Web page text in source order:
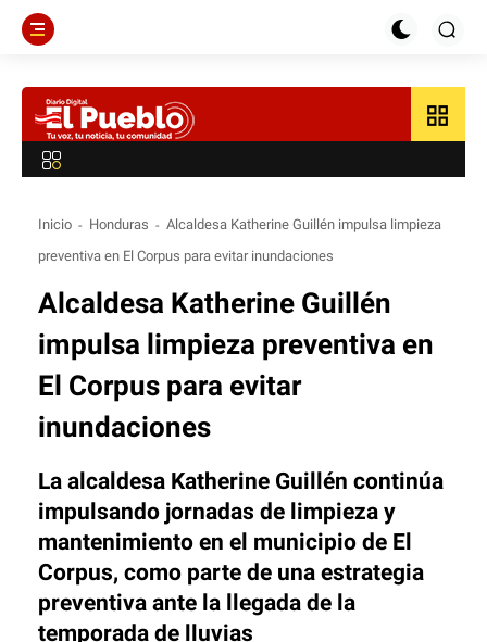
grid_view
Inicio Honduras
Alcaldesa Katherine Guillén impulsa limpieza
preventiva en El Corpus para evitar inundaciones
Alcaldesa Katherine Guillén
impulsa limpieza preventiva en
El Corpus para evitar
inundaciones
La alcaldesa Katherine Guillén continúa
impulsando jornadas de limpieza y
mantenimiento en el municipio de El
Corpus, como parte de una estrategia
preventiva ante la llegada de la
temporada de lluvias